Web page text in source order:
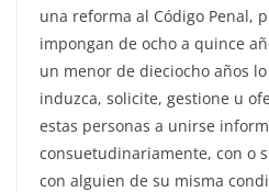
una reforma al Código Penal,
impongan de ocho a quince
un menor de dieciocho años
induzca, solicite, gestione u
estas personas a unirse
consuetudinariamente, con o
con alguien de su misma